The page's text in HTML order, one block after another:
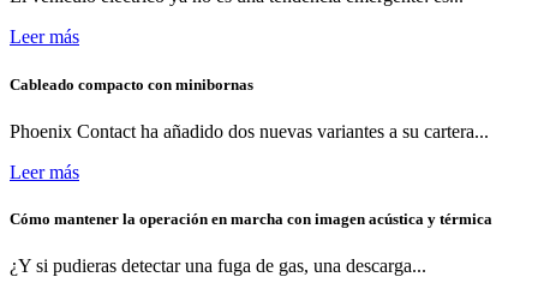
Leer más
Cableado compacto con minibornas
Phoenix Contact ha añadido dos nuevas variantes a su cartera...
Leer más
Cómo mantener la operación en marcha con imagen acústica y térmica
¿Y si pudieras detectar una fuga de gas, una descarga...